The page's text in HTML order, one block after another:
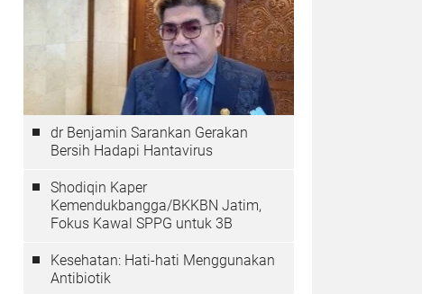
dr Benjamin Sarankan Gerakan
Bersih Hadapi Hantavirus
Shodiqin Kaper
Kemendukbangga/BKKBN Jatim,
Fokus Kawal SPPG untuk 3B
Kesehatan: Hati-hati Menggunakan
Antibiotik